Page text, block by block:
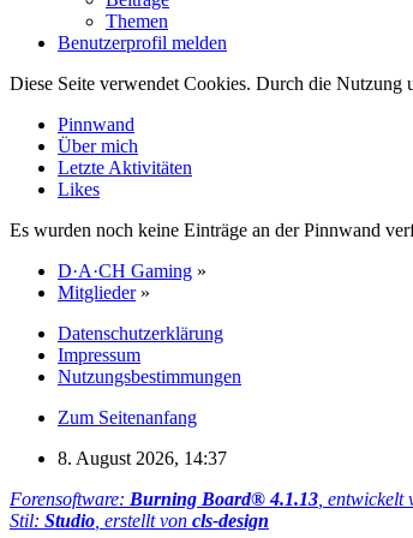
Themen
Benutzerprofil melden
Diese Seite verwendet Cookies. Durch die Nutzung
Pinnwand
Über mich
Letzte Aktivitäten
Likes
Es wurden noch keine Einträge an der Pinnwand
D·A·CH Gaming »
Mitglieder »
Datenschutzerklärung
Impressum
Nutzungsbestimmungen
Zum Seitenanfang
8. August 2026, 14:37
Forensoftware: Burning Board® 4.1.13 , entwickelt
Stil: Studio , erstellt von cls-design